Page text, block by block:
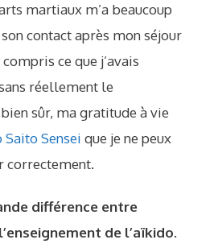
martiaux m’a beaucoup
contact après mon séjour
compris ce que j’avais
réellement le
sûr, ma gratitude à vie
Sensei que je ne peux
correctement.
différence entre
de l’aïkido.